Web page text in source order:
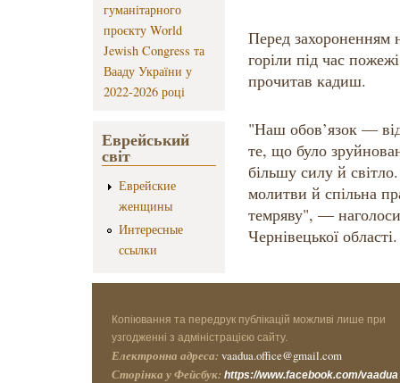
гуманітарного
проєкту World
Jewish Congress та
Вааду України у
2022-2026 році
Еврейський
світ
Еврейские
женщины
Интересные
ссылки
Перед захороненням
горіли під час
прочитав кадиш.
"Наш обов’язок —
те, що було
більшу силу й
молитви й спільна
темряву", —
Чернівецької області.
Копіювання та передрук публікацій можливі лише при
узгодженні з адміністрацією сайту.
Електронна адреса: vaadua.office@gmail.com
Сторінка у Фейсбук: https://www.facebook.com/vaadua